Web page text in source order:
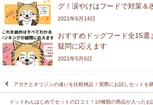
グ！涙やけはフードで対策＆
2021年6月14日
おすすめドッグフード全15選
疑問に応えます
2021年5月6日
アカナとオリジンの違いを比較検証！実際にお試しセットを
ドットわんはじめてセットの口コミ！10種類の商品が入った